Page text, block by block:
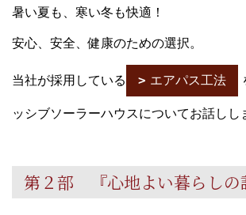
暑い夏も、寒い冬も快適！
安心、安全、健康のための選択。
当社が採用している エアパス工法
ッシブソーラーハウスについてお話しし
第２部 『心地よい暮らしの